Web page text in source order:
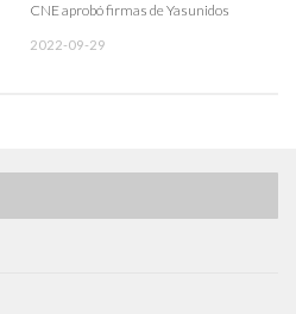
CNE aprobó firmas de Yasunidos
2022-09-29